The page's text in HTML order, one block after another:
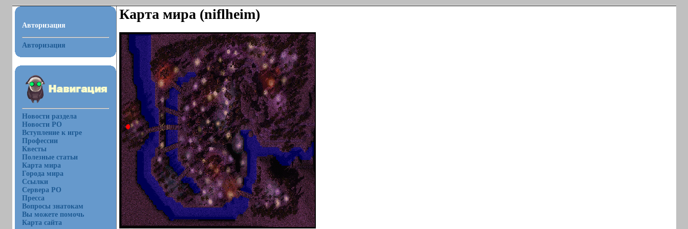
Авторизация
Авторизация
Новости раздела
Новости РО
Вступление к игре
Профессии
Квесты
Полезные статьи
Карта мира
Города мира
Ссылки
Сервера РО
Пресса
Вопросы знатокам
Вы можете помочь
Карта сайта
Карта мира (niflheim)